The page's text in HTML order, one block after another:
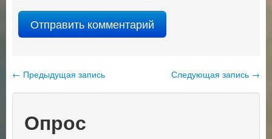
Навигация по записям
Следующая запись →
← Предыдущая запись
Опрос